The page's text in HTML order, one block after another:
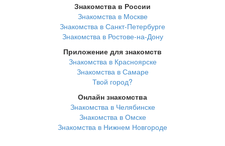
Знакомства в России
Знакомства в Москве
Знакомства в Санкт-Петербурге
Знакомства в Ростове-на-Дону
Приложение для знакомств
Знакомства в Красноярске
Знакомства в Самаре
Твой город?
Онлайн знакомства
Знакомства в Челябинске
Знакомства в Омске
Знакомства в Нижнем Новгороде